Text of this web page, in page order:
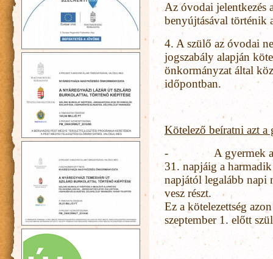
Az óvodai jelentkezés
benyújtásával történik
4. A szülő az óvodai
jogszabály alapján
önkormányzat által
időpontban.
Kötelező beíratni azt a
- A gyermek
31. napjáig a
napjától legalább napi
vesz részt.
Ez a kötelezettség
szeptember 1. előtt